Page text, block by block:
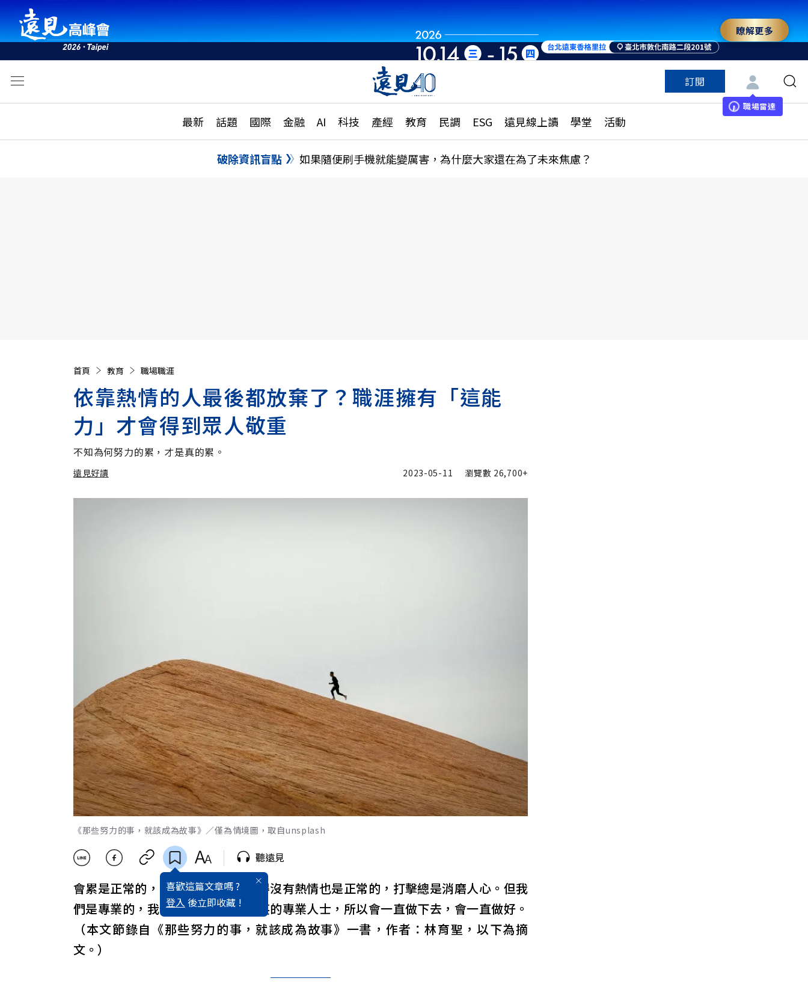
瞭解更多
訂閱
職場雷達
最新 話題 國際 金融 AI 科技 產經 教育 民調 ESG 遠見線上讀 學堂 活動
活動
話題
國際
特輯
大學升學、職涯攻略
縣市施政調查全解析
更多訂閱方案
特色頻道
破除資訊盲點 如果隨便刷手機就能變厲害，為什麼大家還在為了未來焦慮？
首頁 教育 職場職涯
依靠熱情的人最後都放棄了？職涯擁有「這能
力」才會得到眾人敬重
不知為何努力的累，才是真的累。
遠見好讀 2023-05-11 瀏覽數 26,700+
《那些努力的事，就該成為故事》／僅為情境圖，取自unsplash
喜歡這篇文章嗎 ?
登入 後立即收藏 !
聽遠見
會累是正常的，生活本就很累；覺得沒有熱情也是正常的，打擊總是消磨人心。但我
們是專業的，我們是心再累都會微笑的專業人士，所以會一直做下去，會一直做好。
（本文節錄自《那些努力的事，就該成為故事》一書，作者：林育聖，以下為摘
文。）